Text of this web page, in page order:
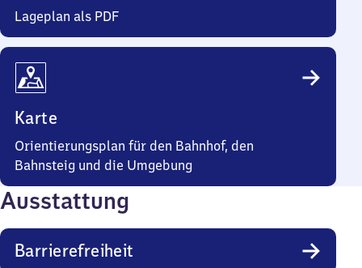
Lageplan als PDF
Karte
Orientierungsplan für den Bahnhof, den
Bahnsteig und die Umgebung
Ausstattung
Barrierefreiheit